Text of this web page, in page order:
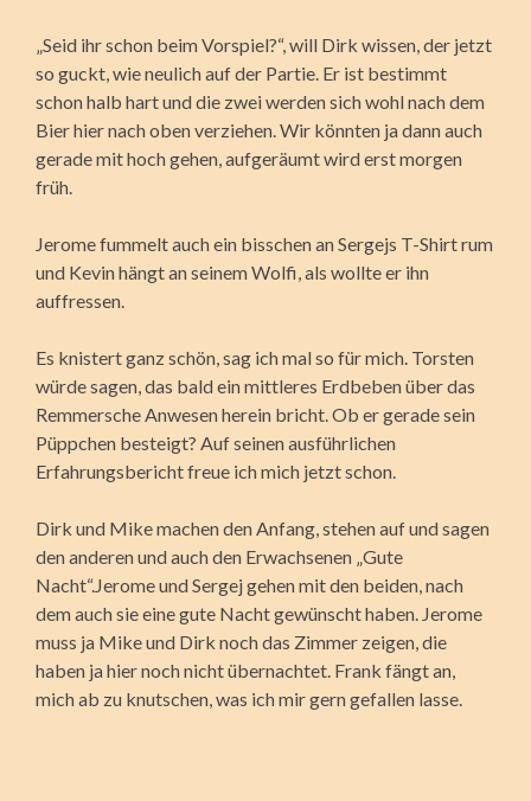
„Seid ihr schon beim Vorspiel?“, will Dirk wissen, der jetzt
so guckt, wie neulich auf der Partie. Er ist bestimmt
schon halb hart und die zwei werden sich wohl nach dem
Bier hier nach oben verziehen. Wir könnten ja dann auch
gerade mit hoch gehen, aufgeräumt wird erst morgen
früh.
Jerome fummelt auch ein bisschen an Sergejs T-Shirt rum
und Kevin hängt an seinem Wolfi, als wollte er ihn
auffressen.
Es knistert ganz schön, sag ich mal so für mich. Torsten
würde sagen, das bald ein mittleres Erdbeben über das
Remmersche Anwesen herein bricht. Ob er gerade sein
Püppchen besteigt? Auf seinen ausführlichen
Erfahrungsbericht freue ich mich jetzt schon.
Dirk und Mike machen den Anfang, stehen auf und sagen
den anderen und auch den Erwachsenen „Gute
Nacht“.Jerome und Sergej gehen mit den beiden, nach
dem auch sie eine gute Nacht gewünscht haben. Jerome
muss ja Mike und Dirk noch das Zimmer zeigen, die
haben ja hier noch nicht übernachtet. Frank fängt an,
mich ab zu knutschen, was ich mir gern gefallen lasse.